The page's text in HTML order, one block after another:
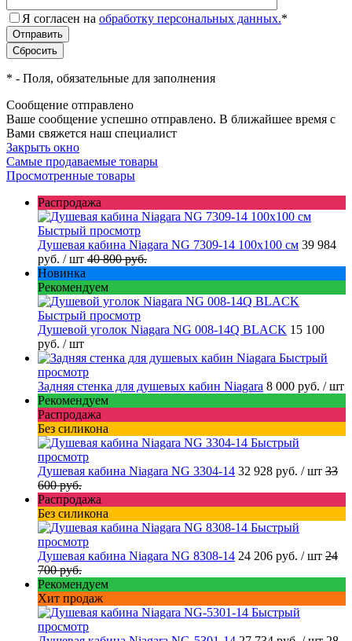
Я согласен на обработку персональных данных.*
* - Поля, обязательные для заполнения
Сообщение отправлено
Ваше сообщение успешно отправлено. В ближайшее время с
Вами свяжется наш специалист
Закрыть окно
Самые продаваемые товары
Просмотренные товары
Распродажа
Быстрый просмотр
Душевая кабина Niagara NG 7309-14 100x100 см 39 984
руб. / шт 40 800 руб.
Новинка
Рекомендуем
Быстрый просмотр
Душевой уголок Niagara NG 008-14Q BLACK 15 100
руб. / шт
Быстрый
просмотр
Задняя стенка для душевых кабин Niagara 8 000 руб. / шт
Рекомендуем
Распродажа
Без силикона
Быстрый
просмотр
Душевая кабина Niagara NG 3304-14 32 928 руб. / шт 33
600 руб.
Распродажа
Без силикона
Быстрый
просмотр
Душевая кабина Niagara NG 8308-14 24 206 руб. / шт 24
700 руб.
Рекомендуем
Хит продаж
Быстрый
просмотр